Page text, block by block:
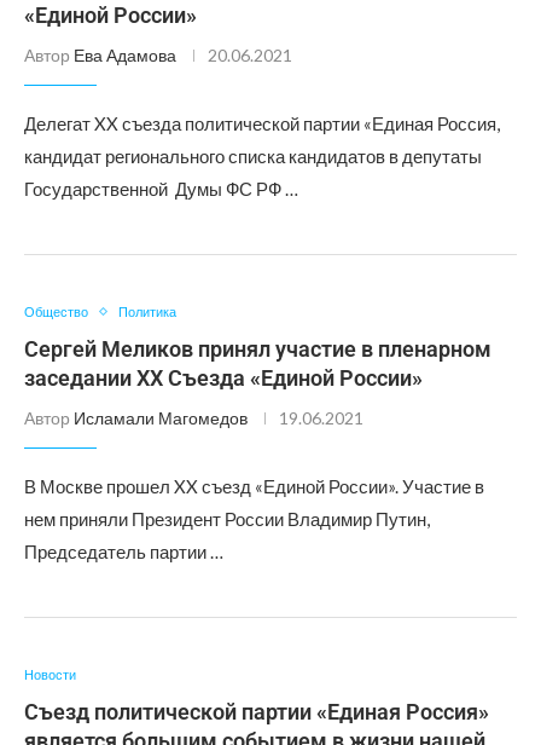
«Единой России»
Автор Ева Адамова 20.06.2021
Делегат XX съезда политической партии «Единая Россия,
кандидат регионального списка кандидатов в депутаты
Государственной Думы ФС РФ …
Общество Политика
Сергей Меликов принял участие в пленарном
заседании XX Съезда «Единой России»
Автор Исламали Магомедов 19.06.2021
В Москве прошел XX съезд «Единой России». Участие в
нем приняли Президент России Владимир Путин,
Председатель партии …
Новости
Съезд политической партии «Единая Россия»